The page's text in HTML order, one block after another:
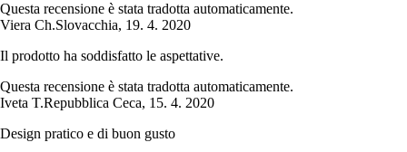
Questa recensione è stata tradotta automaticamente.
Viera Ch.Slovacchia, 19. 4. 2020
Il prodotto ha soddisfatto le aspettative.
Questa recensione è stata tradotta automaticamente.
Iveta T.Repubblica Ceca, 15. 4. 2020
Design pratico e di buon gusto